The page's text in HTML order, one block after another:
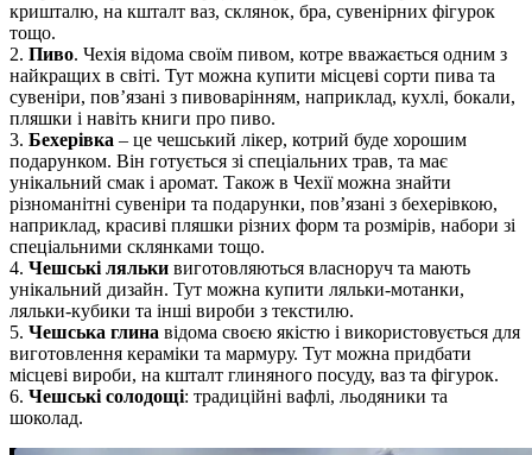
кришталю, на кшталт ваз, склянок, бра, сувенірних фігурок
тощо.
2. Пиво. Чехія відома своїм пивом, котре вважається одним з
найкращих в світі. Тут можна купити місцеві сорти пива та
сувеніри, пов’язані з пивоварінням, наприклад, кухлі, бокали,
пляшки і навіть книги про пиво.
3. Бехерівка – це чешський лікер, котрий буде хорошим
подарунком. Він готується зі спеціальних трав, та має
унікальний смак і аромат. Також в Чехії можна знайти
різноманітні сувеніри та подарунки, пов’язані з бехерівкою,
наприклад, красиві пляшки різних форм та розмірів, набори зі
спеціальними склянками тощо.
4. Чешські ляльки виготовляються власноруч та мають
унікальний дизайн. Тут можна купити ляльки-мотанки,
ляльки-кубики та інші вироби з текстилю.
5. Чешська глина відома своєю якістю і використовується для
виготовлення кераміки та мармуру. Тут можна придбати
місцеві вироби, на кшталт глиняного посуду, ваз та фігурок.
6. Чешські солодощі: традиційні вафлі, льодяники та
шоколад.